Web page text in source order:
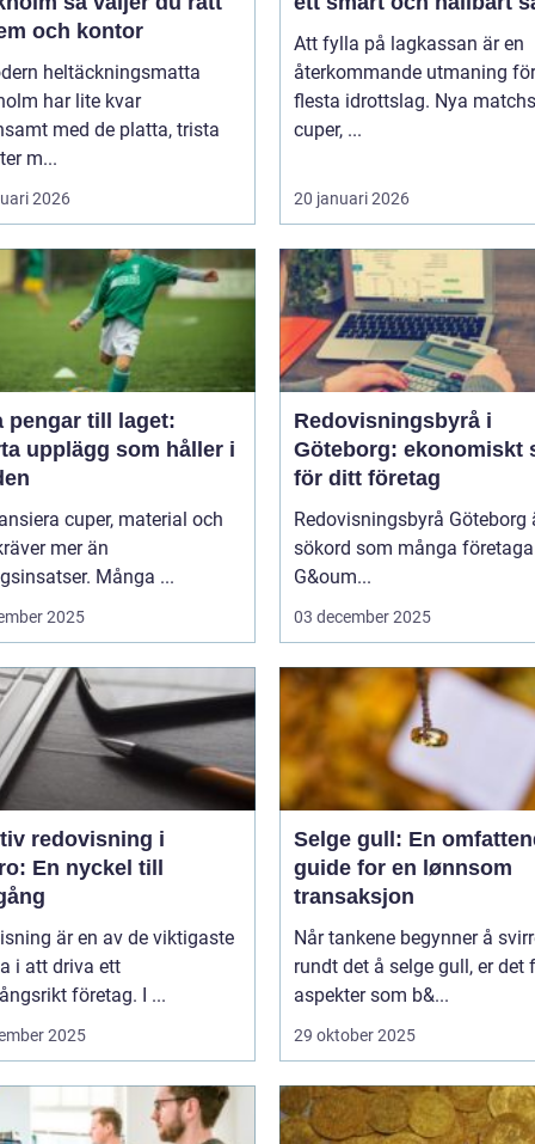
och kontor
heltäckningsmatta
har lite kvar
med de platta, trista
m...
2026
Att fylla på lagkassan är en
återkommande utmaning
flesta idrottslag. Nya
cuper, ...
20 januari 2026
pengar till laget:
upplägg som håller i
cuper, material och
mer än
Många ...
2025
Redovisningsbyrå i
Göteborg: ekonomiskt
för ditt företag
Redovisningsbyrå Göteborg
sökord som många
G&oum...
03 december 2025
redovisning i
En nyckel till
är en av de viktigaste
i att driva ett
företag. I ...
2025
Selge gull: En
guide for en lønnsom
transaksjon
Når tankene begynner å
rundt det å selge gull, er det
aspekter som b&...
29 oktober 2025